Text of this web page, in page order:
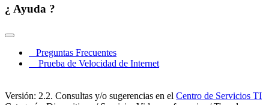
¿ Ayuda ?
Preguntas Frecuentes
Prueba de Velocidad de Internet
Versión: 2.2. Consultas y/o sugerencias en el Centro de Servicios TI